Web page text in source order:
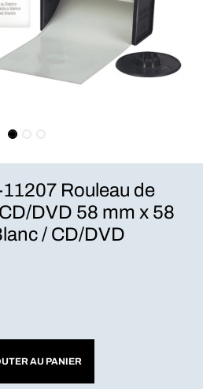
Rouleau de
DVD 58 mm x 58
/ CD/DVD
AU PANIER